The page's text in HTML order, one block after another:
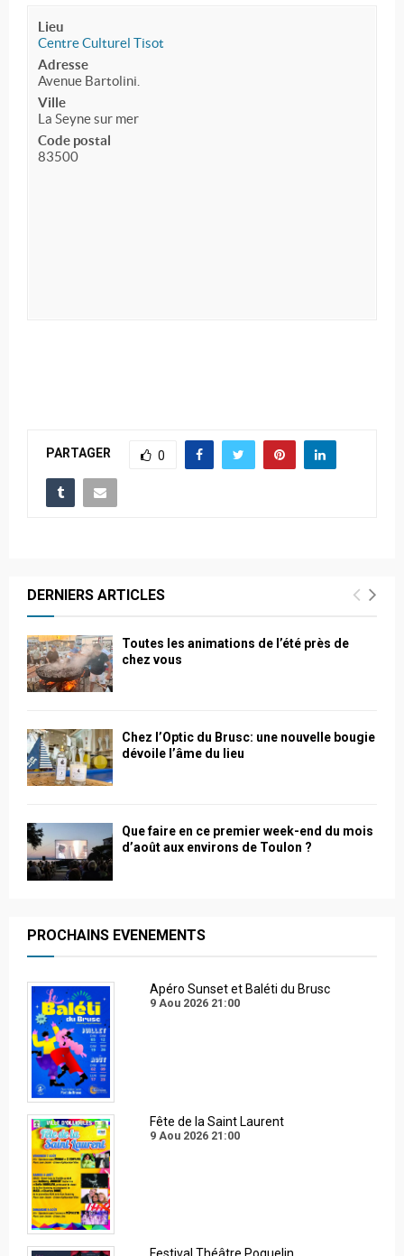
Lieu
Centre Culturel Tisot
Adresse
Avenue Bartolini.
Ville
La Seyne sur mer
Code postal
83500
PARTAGER 0
DERNIERS ARTICLES
Toutes les animations de l’été près de
chez vous
Chez l’Optic du Brusc: une nouvelle bougie
dévoile l’âme du lieu
Que faire en ce premier week-end du mois
d’août aux environs de Toulon ?
PROCHAINS EVENEMENTS
Apéro Sunset et Baléti du Brusc
9 Aou 2026 21:00
Fête de la Saint Laurent
9 Aou 2026 21:00
Festival Théâtre Poquelin